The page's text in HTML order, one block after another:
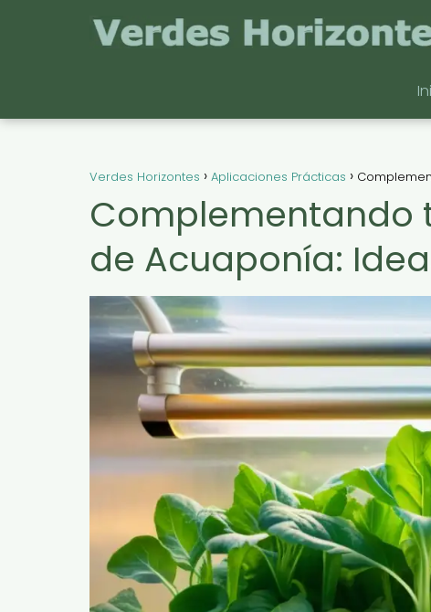
Verdes Horizontes Aplicaciones Prácticas
Complementando
de Acuaponía: